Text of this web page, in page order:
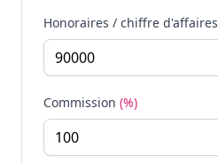
Honoraires / chiffre d'affaires
Commission (%)